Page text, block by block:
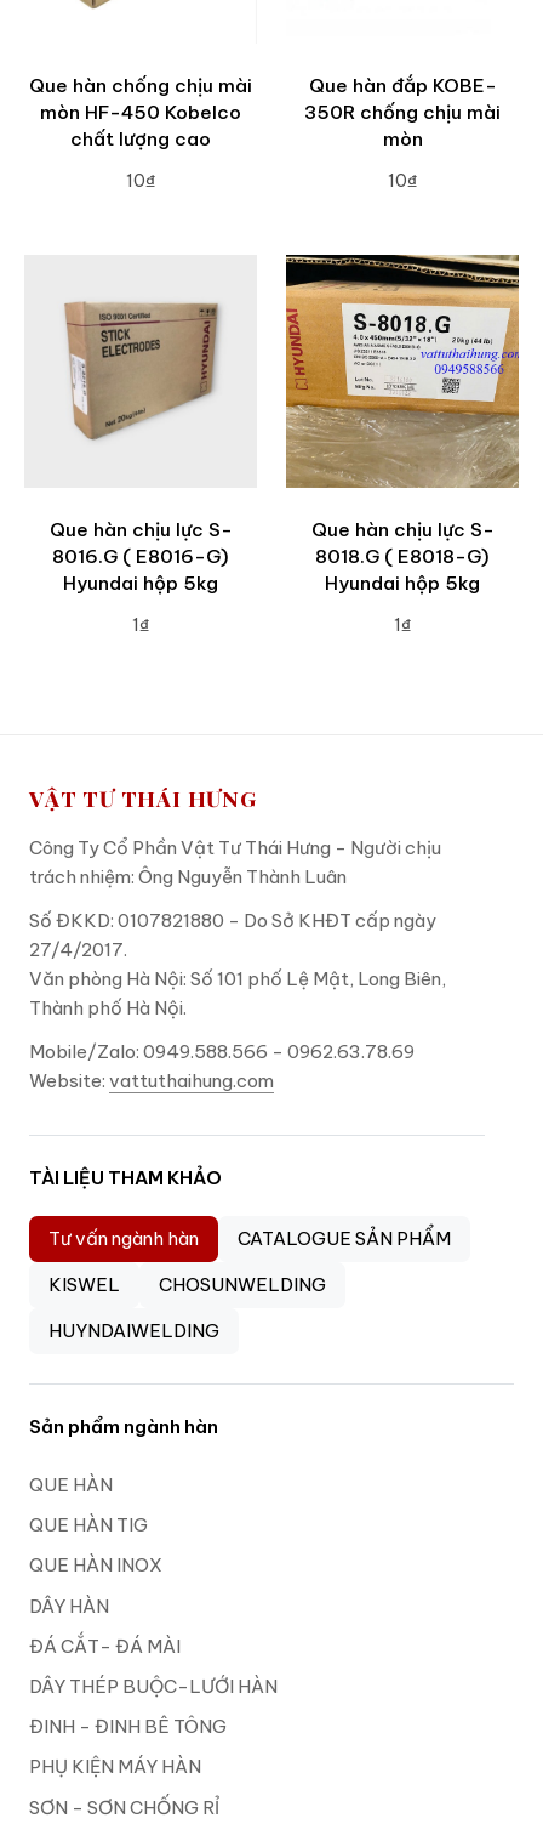
Que hàn chống chịu mài
mòn HF-450 Kobelco
chất lượng cao
10₫
Que hàn đắp KOBE-
350R chống chịu mài
mòn
10₫
Que hàn chịu lực S-
8016.G ( E8016-G)
Hyundai hộp 5kg
1₫
Que hàn chịu lực S-
8018.G ( E8018-G)
Hyundai hộp 5kg
1₫
VẬT TƯ THÁI HƯNG
Công Ty Cổ Phần Vật Tư Thái Hưng - Người chịu
trách nhiệm: Ông Nguyễn Thành Luân
Số ĐKKD: 0107821880 - Do Sở KHĐT cấp ngày
27/4/2017.
Văn phòng Hà Nội: Số 101 phố Lệ Mật, Long Biên,
Thành phố Hà Nội.
Mobile/Zalo: 0949.588.566 - 0962.63.78.69
Website: vattuthaihung.com
TÀI LIỆU THAM KHẢO
Tư vấn ngành hàn
CATALOGUE SẢN PHẨM
KISWEL
CHOSUNWELDING
HUYNDAIWELDING
Sản phẩm ngành hàn
QUE HÀN
QUE HÀN TIG
QUE HÀN INOX
DÂY HÀN
ĐÁ CẮT- ĐÁ MÀI
DÂY THÉP BUỘC-LƯỚI HÀN
ĐINH - ĐINH BÊ TÔNG
PHỤ KIỆN MÁY HÀN
SƠN - SƠN CHỐNG RỈ